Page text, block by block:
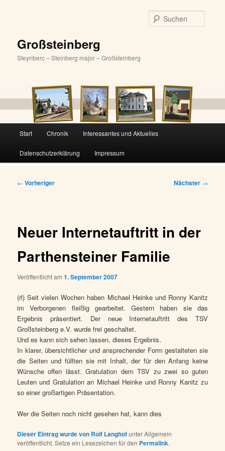
Großsteinberg
Steynberc – Steinberg major – Großsteinberg
Start Chronik Interessantes und Aktuelles
Datenschutzerklärung Impressum
Beitragsnavigation
← Vorheriger Nächster →
Neuer Internetauftritt in der
Parthensteiner Familie
Veröffentlicht am1. September 2007
(rl) Seit vielen Wochen haben Michael Heinke und Ronny Kanitz
im Verborgenen fleißig gearbeitet. Gestern haben sie das
Ergebnis präsentiert. Der neue Internetauftritt des TSV
Großsteinberg e.V. wurde frei geschaltet.
Und es kann sich sehen lassen, dieses Ergebnis.
In klarer, übersichtlicher und ansprechender Form gestalteten sie
die Seiten und füllten sie mit Inhalt, der für den Anfang keine
Wünsche offen lässt. Gratulation dem TSV zu zwei so guten
Leuten und Gratulation an Michael Heinke und Ronny Kanitz zu
so einer großartigen Präsentation.
Wer die Seiten noch nicht gesehen hat, kann dies
Dieser Eintrag wurde von Rolf Langhofunter Allgemein
veröffentlicht. Setze ein Lesezeichen für den Permalink.